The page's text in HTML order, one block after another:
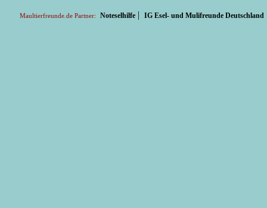
Maultierfreunde.de Partner: Noteselhilfe | IG Esel- und Mulifreunde Deutschland